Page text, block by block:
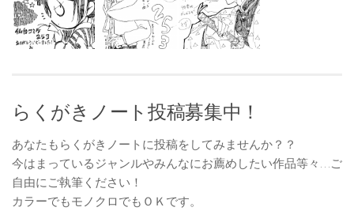
らくがきノート投稿募集中！
あなたもらくがきノートに投稿をしてみませんか？？
今はまっているジャンルやみんなにお薦めしたい作品等々…ご
自由にご執筆ください！
カラーでもモノクロでもＯＫです。